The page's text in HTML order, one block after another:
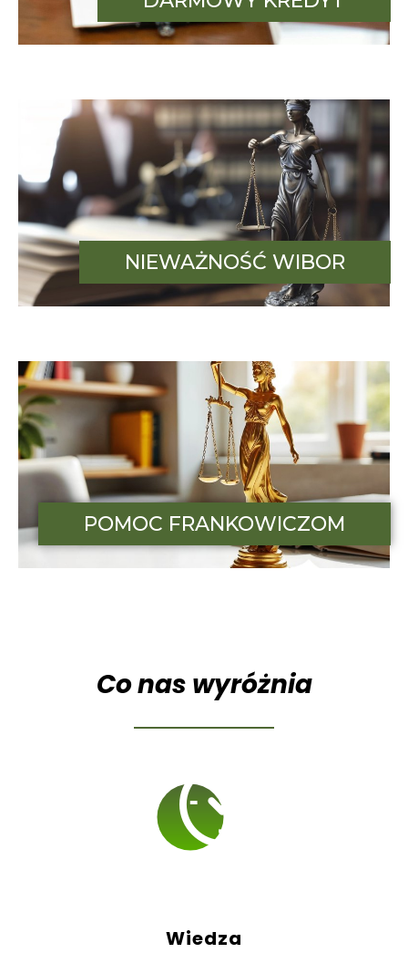
NIEWAŻNOŚĆ WIBOR
POMOC FRANKOWICZOM
Co nas wyróżnia
Wiedza